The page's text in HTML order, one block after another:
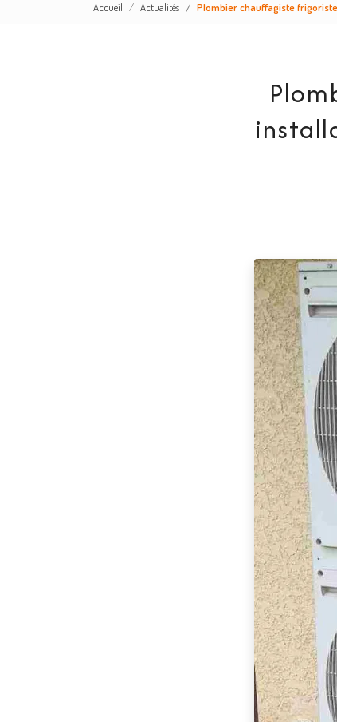
Accueil Actualités Plombier chauffagiste